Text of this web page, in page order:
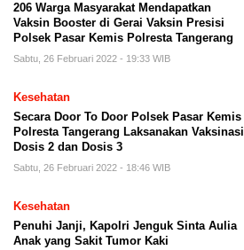
206 Warga Masyarakat Mendapatkan
Vaksin Booster di Gerai Vaksin Presisi
Polsek Pasar Kemis Polresta Tangerang
Sabtu, 26 Februari 2022 - 19:33 WIB
Kesehatan
Secara Door To Door Polsek Pasar Kemis
Polresta Tangerang Laksanakan Vaksinasi
Dosis 2 dan Dosis 3
Sabtu, 26 Februari 2022 - 18:46 WIB
Kesehatan
Penuhi Janji, Kapolri Jenguk Sinta Aulia
Anak yang Sakit Tumor Kaki